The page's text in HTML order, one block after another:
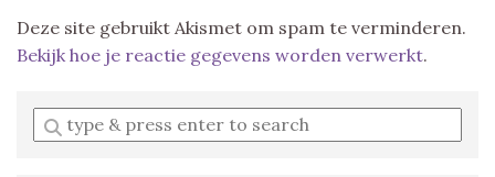
Deze site gebruikt Akismet om spam te verminderen.
Bekijk hoe je reactie gegevens worden verwerkt.
Enter
a